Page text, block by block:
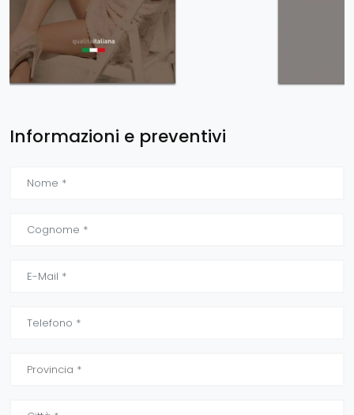
Informazioni e preventivi